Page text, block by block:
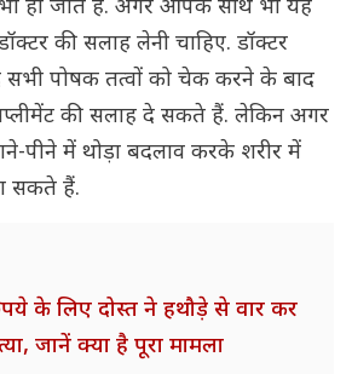
हो जाते हैं. अगर आपके साथ भी यह
की सलाह लेनी चाहिए. डॉक्टर
पोषक तत्वों को चेक करने के बाद
की सलाह दे सकते हैं. लेकिन अगर
पीने में थोड़ा बदलाव करके शरीर में
सकते हैं.
के लिए दोस्त ने हथौड़े से वार कर
जानें क्या है पूरा मामला